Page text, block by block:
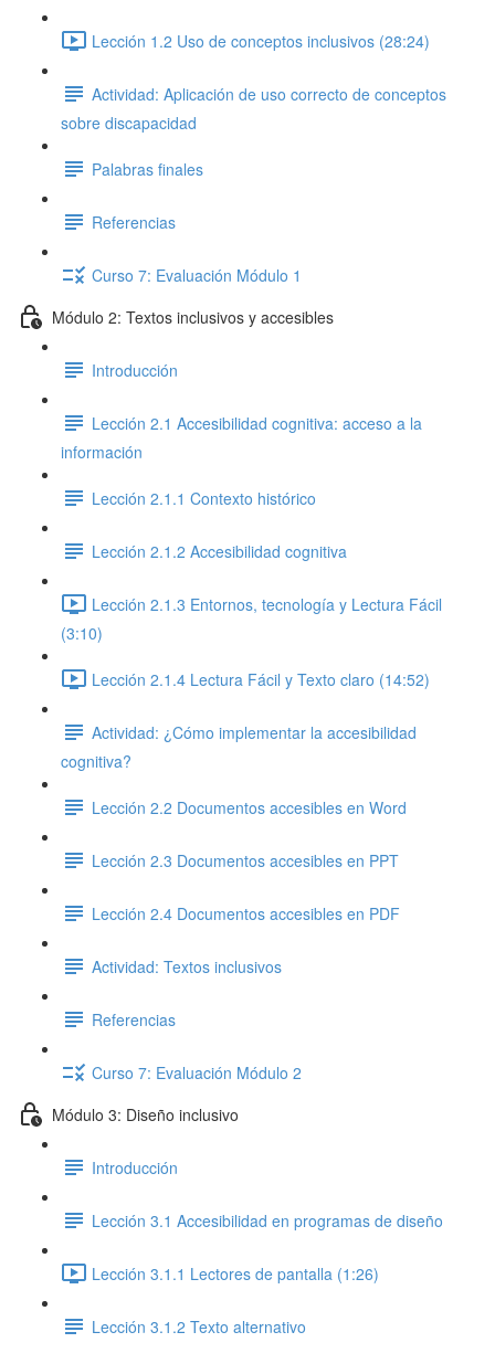
Lección 1.2 Uso de conceptos inclusivos (28:24)
Actividad: Aplicación de uso correcto de conceptos
sobre discapacidad
Palabras finales
Referencias
Curso 7: Evaluación Módulo 1
Módulo 2: Textos inclusivos y accesibles
Introducción
Lección 2.1 Accesibilidad cognitiva: acceso a la
información
Lección 2.1.1 Contexto histórico
Lección 2.1.2 Accesibilidad cognitiva
Lección 2.1.3 Entornos, tecnología y Lectura Fácil
(3:10)
Lección 2.1.4 Lectura Fácil y Texto claro (14:52)
Actividad: ¿Cómo implementar la accesibilidad
cognitiva?
Lección 2.2 Documentos accesibles en Word
Lección 2.3 Documentos accesibles en PPT
Lección 2.4 Documentos accesibles en PDF
Actividad: Textos inclusivos
Referencias
Curso 7: Evaluación Módulo 2
Módulo 3: Diseño inclusivo
Introducción
Lección 3.1 Accesibilidad en programas de diseño
Lección 3.1.1 Lectores de pantalla (1:26)
Lección 3.1.2 Texto alternativo